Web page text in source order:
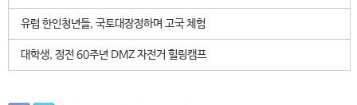
유럽 한인청년들, 국토대장정하며 고국 체험
대학생, 정전 60주년 DMZ 자전거 힐링캠프